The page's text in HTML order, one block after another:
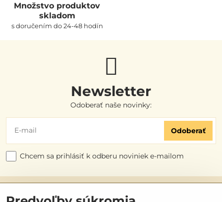
Množstvo produktov
skladom
s doručením do 24-48 hodín
Newsletter
Odoberať naše novinky:
Odoberať
Chcem sa prihlásiť k odberu noviniek e-mailom
Užitočné odkazy